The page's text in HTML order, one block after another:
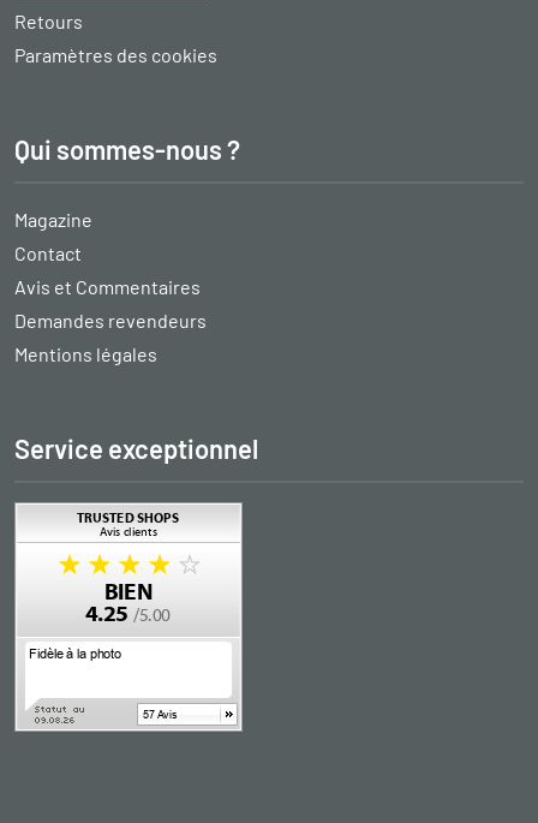
Retours
Paramètres des cookies
Qui sommes-nous ?
Magazine
Contact
Avis et Commentaires
Demandes revendeurs
Mentions légales
Service exceptionnel